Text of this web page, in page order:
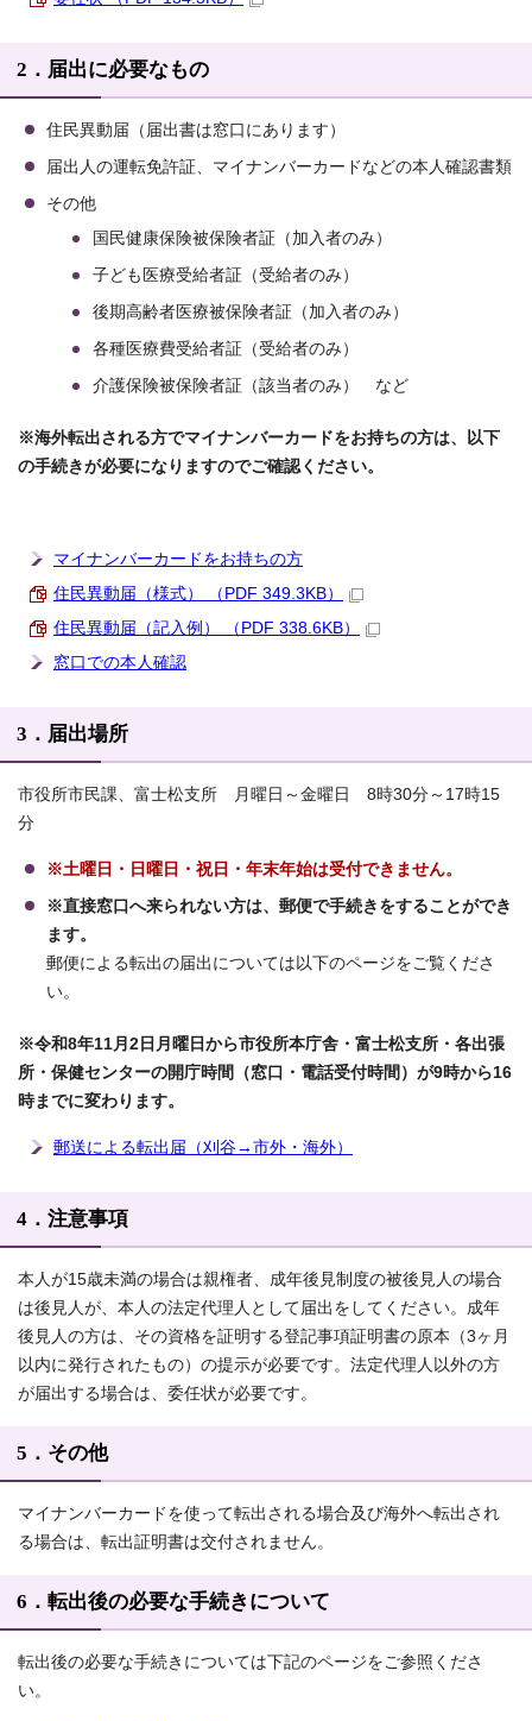
2．届出に必要なもの
住民異動届（届出書は窓口にあります）
届出人の運転免許証、マイナンバーカードなどの本人確認書類
その他
国民健康保険被保険者証（加入者のみ）
子ども医療受給者証（受給者のみ）
後期高齢者医療被保険者証（加入者のみ）
各種医療費受給者証（受給者のみ）
介護保険被保険者証（該当者のみ） など
※海外転出される方でマイナンバーカードをお持ちの方は、以下
の手続きが必要になりますのでご確認ください。
マイナンバーカードをお持ちの方
住民異動届（様式） （PDF 349.3KB）
住民異動届（記入例） （PDF 338.6KB）
窓口での本人確認
3．届出場所
市役所市民課、富士松支所 月曜日～金曜日 8時30分～17時15
分
※土曜日・日曜日・祝日・年末年始は受付できません。
※直接窓口へ来られない方は、郵便で手続きをすることができ
ます。
郵便による転出の届出については以下のページをご覧くださ
い。
※令和8年11月2日月曜日から市役所本庁舎・富士松支所・各出張
所・保健センターの開庁時間（窓口・電話受付時間）が9時から16
時までに変わります。
郵送による転出届（刈谷→市外・海外）
4．注意事項
本人が15歳未満の場合は親権者、成年後見制度の被後見人の場合
は後見人が、本人の法定代理人として届出をしてください。成年
後見人の方は、その資格を証明する登記事項証明書の原本（3ヶ月
以内に発行されたもの）の提示が必要です。法定代理人以外の方
が届出する場合は、委任状が必要です。
5．その他
マイナンバーカードを使って転出される場合及び海外へ転出され
る場合は、転出証明書は交付されません。
6．転出後の必要な手続きについて
転出後の必要な手続きについては下記のページをご参照くださ
い。